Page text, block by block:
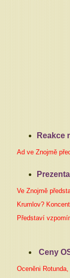
Reakce
Ad ve Znojmě
Ve Znojmě
Krumlov?
Představí
Ceny
Oceněni